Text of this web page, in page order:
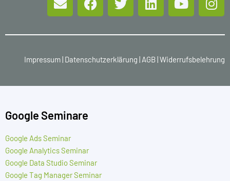
Impressum| Datenschutzerklärung | AGB|Widerrufsbelehrung
Google Seminare
Google Ads Seminar
Google Analytics Seminar
Google Data Studio Seminar
Google Tag Manager Seminar